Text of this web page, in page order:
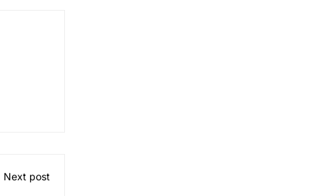
Next post